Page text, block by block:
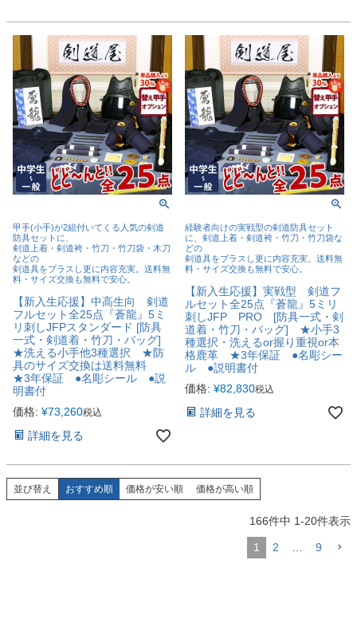
甲手(小手)が2組付いてくる人気の剣道
防具セットに、
剣道上着・剣道袴・竹刀・竹刀袋・木刀
などの
剣道具をプラスし更に内容充実。送料無
料・サイズ交換も無料で安心。
【新入生応援】中高生向 剣道
フルセット全25点『蒼龍』5ミ
リ刺しJFPスタンダード [防具
一式・剣道着・竹刀・バッグ]
★洗える小手他3種選択 ★防
具のサイズ交換は送料無料
★3年保証 ●名彫シール ●説
明書付
価格: ¥73,260税込
詳細を見る
経験者向けの実戦型の剣道防具セット
に、剣道上着・剣道袴・竹刀・竹刀袋な
どの
剣道具をプラスし更に内容充実。送料無
料・サイズ交換も無料で安心。
【新入生応援】実戦型 剣道フ
ルセット全25点『蒼龍』5ミリ
刺しJFP PRO [防具一式・剣
道着・竹刀・バッグ] ★小手3
種選択・洗えるor握り重視or本
格鹿革 ★3年保証 ●名彫シー
ル ●説明書付
価格: ¥82,830税込
詳細を見る
並び替え おすすめ順 価格が安い順 価格が高い順
166件中 1-20件表示
1 2 9